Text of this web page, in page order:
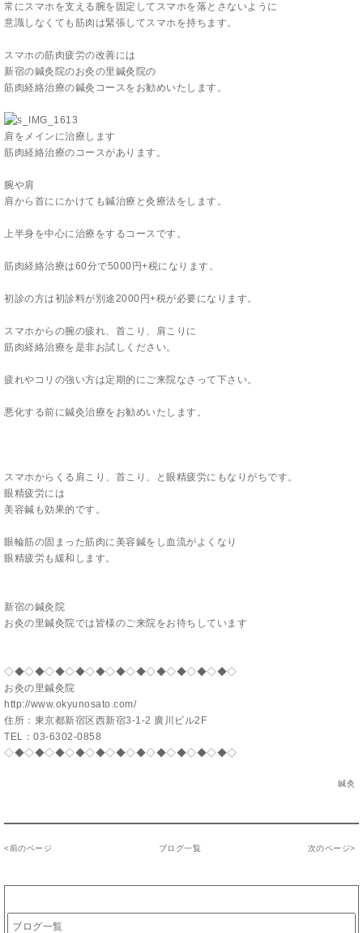
常にスマホを支える腕を固定してスマホを落とさないように
意識しなくても筋肉は緊張してスマホを持ちます。
スマホの筋肉疲労の改善には
新宿の鍼灸院のお灸の里鍼灸院の
筋肉経絡治療の鍼灸コースをお勧めいたします。
肩をメインに治療します
筋肉経絡治療のコースがあります。
腕や肩
肩から首ににかけても鍼治療と灸療法をします。
上半身を中心に治療をするコースです。
筋肉経絡治療は60分で5000円+税になります。
初診の方は初診料が別途2000円+税が必要になります。
スマホからの腕の疲れ、首こり、肩こりに
筋肉経絡治療を是非お試しください。
疲れやコリの強い方は定期的にご来院なさって下さい。
悪化する前に鍼灸治療をお勧めいたします。
スマホからくる肩こり、首こり、と眼精疲労にもなりがちです。
眼精疲労には
美容鍼も効果的です。
眼輪筋の固まった筋肉に美容鍼をし血流がよくなり
眼精疲労も緩和します。
新宿の鍼灸院
お灸の里鍼灸院では皆様のご来院をお待ちしています
◇◆◇◆◇◆◇◆◇◆◇◆◇◆◇◆◇◆◇◆◇◆◇
お灸の里鍼灸院
http://www.okyunosato.com/
住所：東京都新宿区西新宿3-1-2 廣川ビル2F
TEL：03-6302-0858
◇◆◇◆◇◆◇◆◇◆◇◆◇◆◇◆◇◆◇◆◇◆◇
鍼灸
<前のページ ブログ一覧 次のページ>
ブログ一覧